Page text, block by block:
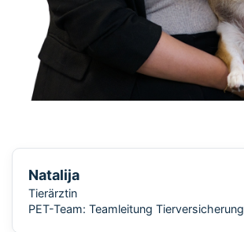
Natalija
Tierärztin
PET-Team: Teamleitung Tierversicherung